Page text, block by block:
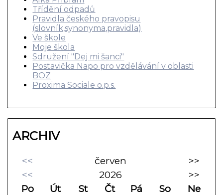
Třídění odpadů
Pravidla českého pravopisu
(slovník,synonyma,pravidla)
Ve škole
Moje škola
Sdružení "Dej mi šanci"
Postavička Napo pro vzdělávání v oblasti
BOZ
Proxima Sociale o.p.s.
ARCHIV
<< červen
>>
<<
2026
>>
Po
Út St Čt Pá So
Ne